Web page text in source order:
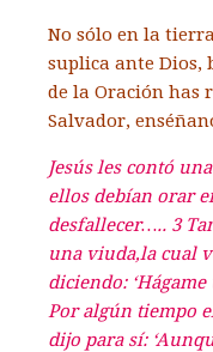
No sólo en la
suplica ante Dios,
de la Oración has
Salvador,
Jesús les contó
ellos debían orar
desfallecer….. 3
una viuda,la cual
diciendo:
Por algún tiempo
dijo para sí: